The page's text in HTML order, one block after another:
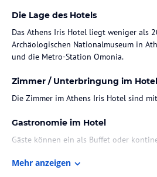
Die Lage des Hotels
Das Athens Iris Hotel liegt weniger als
Archäologischen Nationalmuseum in
und die Metro-Station Omonia.
Zimmer / Unterbringung im Hotel
Die Zimmer im Athens Iris Hotel sind
Gastronomie im Hotel
Gäste können ein als Buffet oder
Mehr anzeigen